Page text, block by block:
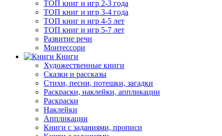
ТОП книг и игр 2-3 года
ТОП книг и игр 3-4 года
ТОП книг и игр 4-5 лет
ТОП книг и игр 5-7 лет
Развитие речи
Монтессори
Книги
Художественные книги
Сказки и рассказы
Стихи, песни, потешки, загадки
Раскраски, наклейки, аппликации
Раскраски
Наклейки
Аппликации
Книги с заданиями, прописи